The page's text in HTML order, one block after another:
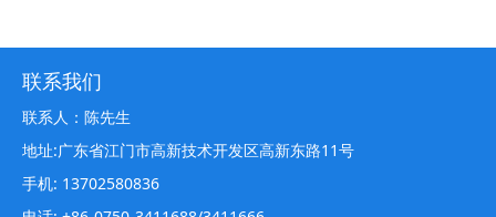
联系我们
联系人：陈先生
地址:广东省江门市高新技术开发区高新东路11号
手机: 13702580836